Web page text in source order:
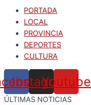
PORTADA
LOCAL
PROVINCIA
DEPORTES
CULTURA
Instagram
Youtube
ÚLTIMAS NOTICIAS